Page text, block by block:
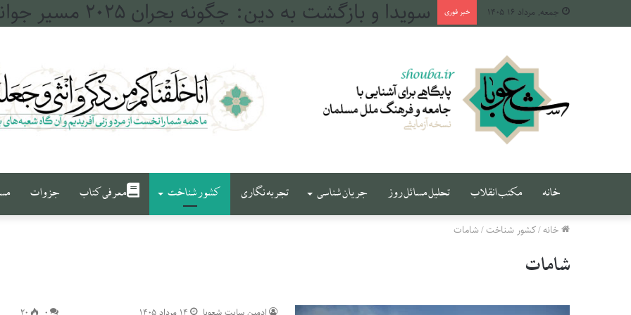
جمعه, مرداد ۱۶ ۱۴۰۵ خبر فوری طهران، میان دجله و فرات
خانه مکتب انقلاب تحلیل مسائل روز جریان شناسی تجربه نگاری کشور شناخت معرفی کتاب جزوات
خانه/کشور شناخت/شامات
شامات
ادمین سایت شعوبا ۱۴ مرداد ۱۴۰۵ ۰ ۲۰